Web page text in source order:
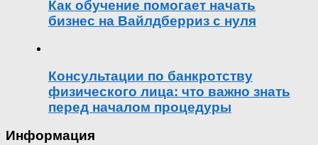
Как обучение помогает начать
бизнес на Вайлдберриз с нуля
Консультации по банкротству
физического лица: что важно знать
перед началом процедуры
Информация